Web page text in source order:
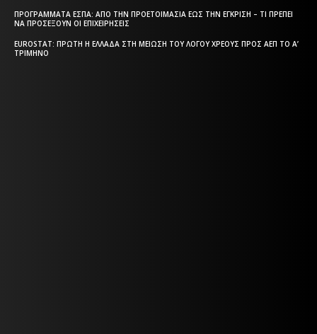
ΠΡΟΓΡΆΜΜΑΤΑ EΣΠΑ: ΑΠΌ ΤΗΝ ΠΡΟΕΤΟΙΜΑΣΊΑ ΈΩΣ ΤΗΝ ΈΓΚΡΙΣΗ – ΤΙ ΠΡΈΠΕΙ
ΝΑ ΠΡΟΣΈΞΟΥΝ ΟΙ ΕΠΙΧΕΙΡΉΣΕΙΣ
EUROSTAT: ΠΡΏΤΗ Η ΕΛΛΆΔΑ ΣΤΗ ΜΕΊΩΣΗ ΤΟΥ ΛΌΓΟΥ ΧΡΈΟΥΣ ΠΡΟΣ ΑΕΠ ΤΟ Α’
ΤΡΊΜΗΝΟ